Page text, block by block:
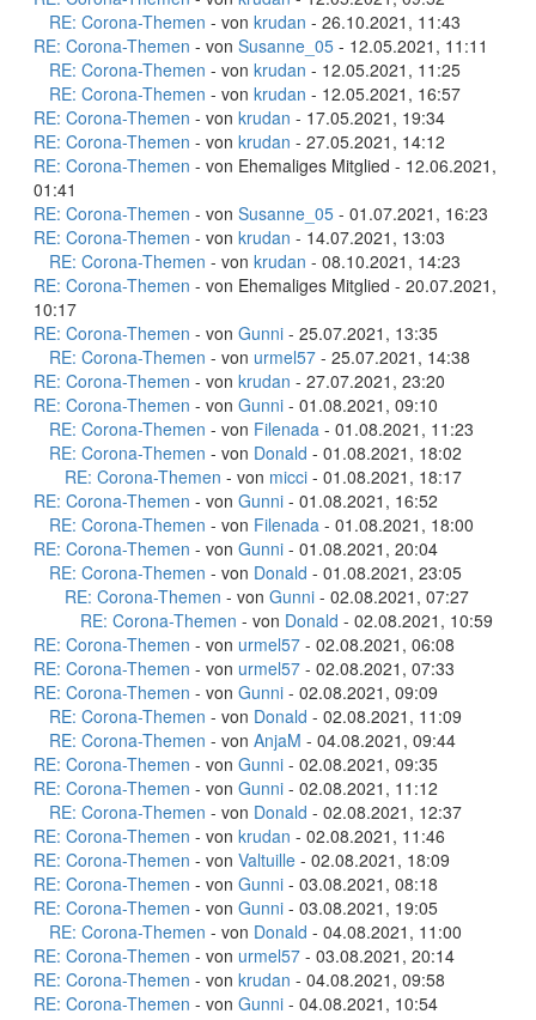
RE: Corona-Themen - von krudan - 26.10.2021, 11:43
RE: Corona-Themen - von Susanne_05 - 12.05.2021, 11:11
RE: Corona-Themen - von krudan - 12.05.2021, 11:25
RE: Corona-Themen - von krudan - 12.05.2021, 16:57
RE: Corona-Themen - von krudan - 17.05.2021, 19:34
RE: Corona-Themen - von krudan - 27.05.2021, 14:12
RE: Corona-Themen - von Ehemaliges Mitglied - 12.06.2021,
01:41
RE: Corona-Themen - von Susanne_05 - 01.07.2021, 16:23
RE: Corona-Themen - von krudan - 14.07.2021, 13:03
RE: Corona-Themen - von krudan - 08.10.2021, 14:23
RE: Corona-Themen - von Ehemaliges Mitglied - 20.07.2021,
10:17
RE: Corona-Themen - von Gunni - 25.07.2021, 13:35
RE: Corona-Themen - von urmel57 - 25.07.2021, 14:38
RE: Corona-Themen - von krudan - 27.07.2021, 23:20
RE: Corona-Themen - von Gunni - 01.08.2021, 09:10
RE: Corona-Themen - von Filenada - 01.08.2021, 11:23
RE: Corona-Themen - von Donald - 01.08.2021, 18:02
RE: Corona-Themen - von micci - 01.08.2021, 18:17
RE: Corona-Themen - von Gunni - 01.08.2021, 16:52
RE: Corona-Themen - von Filenada - 01.08.2021, 18:00
RE: Corona-Themen - von Gunni - 01.08.2021, 20:04
RE: Corona-Themen - von Donald - 01.08.2021, 23:05
RE: Corona-Themen - von Gunni - 02.08.2021, 07:27
RE: Corona-Themen - von Donald - 02.08.2021, 10:59
RE: Corona-Themen - von urmel57 - 02.08.2021, 06:08
RE: Corona-Themen - von urmel57 - 02.08.2021, 07:33
RE: Corona-Themen - von Gunni - 02.08.2021, 09:09
RE: Corona-Themen - von Donald - 02.08.2021, 11:09
RE: Corona-Themen - von AnjaM - 04.08.2021, 09:44
RE: Corona-Themen - von Gunni - 02.08.2021, 09:35
RE: Corona-Themen - von Gunni - 02.08.2021, 11:12
RE: Corona-Themen - von Donald - 02.08.2021, 12:37
RE: Corona-Themen - von krudan - 02.08.2021, 11:46
RE: Corona-Themen - von Valtuille - 02.08.2021, 18:09
RE: Corona-Themen - von Gunni - 03.08.2021, 08:18
RE: Corona-Themen - von Gunni - 03.08.2021, 19:05
RE: Corona-Themen - von Donald - 04.08.2021, 11:00
RE: Corona-Themen - von urmel57 - 03.08.2021, 20:14
RE: Corona-Themen - von krudan - 04.08.2021, 09:58
RE: Corona-Themen - von Gunni - 04.08.2021, 10:54